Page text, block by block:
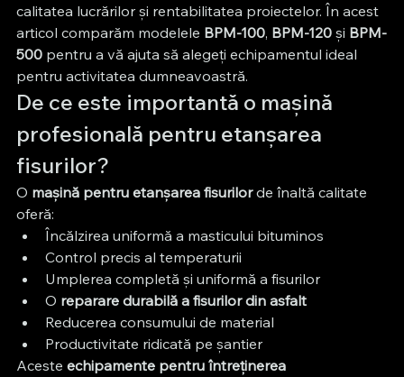
calitatea lucrărilor și rentabilitatea proiectelor. În acest
articol comparăm modelele BPM-100, BPM-120 și BPM-
500 pentru a vă ajuta să alegeți echipamentul ideal
pentru activitatea dumneavoastră.
De ce este importantă o mașină
profesională pentru etanșarea
fisurilor?
O mașină pentru etanșarea fisurilor de înaltă calitate
oferă:
Încălzirea uniformă a masticului bituminos
Control precis al temperaturii
Umplerea completă și uniformă a fisurilor
O reparare durabilă a fisurilor din asfalt
Reducerea consumului de material
Productivitate ridicată pe șantier
Aceste echipamente pentru întreținerea